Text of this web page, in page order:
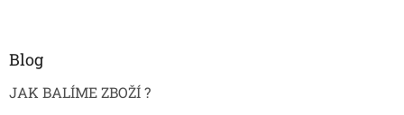
Blog
JAK BALÍME ZBOŽÍ ?